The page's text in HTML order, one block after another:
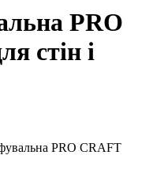
PRO
стін і
PRO CRAFT